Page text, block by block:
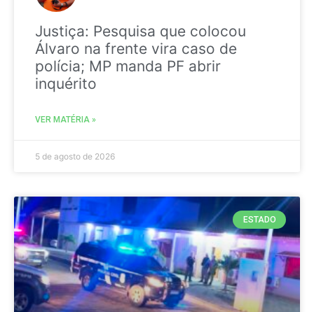
Justiça: Pesquisa que colocou
Álvaro na frente vira caso de
polícia; MP manda PF abrir
inquérito
VER MATÉRIA »
5 de agosto de 2026
ESTADO